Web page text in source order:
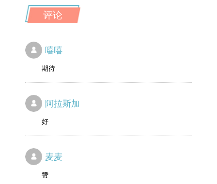
评论
嘻嘻
期待
阿拉斯加
好
麦麦
赞